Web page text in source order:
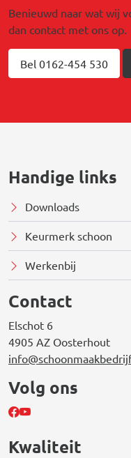
Benieuwd naar wat wij
dan contact met ons op.
Bel 0162-454 530
Handige links
Downloads
Keurmerk schoon
Werkenbij
Contact
Elschot 6
4905 AZ Oosterhout
Volg ons
Kwaliteit